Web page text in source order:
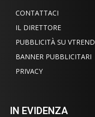
CONTATTACI
IL DIRETTORE
PUBBLICITÀ SU VTREND
BANNER PUBBLICITARI
PRIVACY
IN EVIDENZA